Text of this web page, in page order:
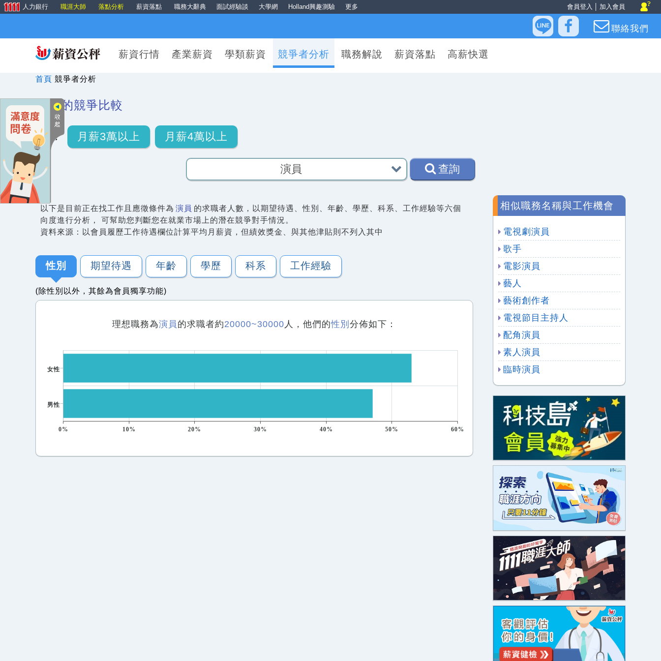
會員登入 加入會員
人力銀行 職涯大師 落點分析 薪資落點 職務大辭典 面試經驗談 大學網 Holland興趣測驗 更多
聯絡我們
薪資行情 產業薪資 學類薪資 競爭者分析 職務解說 薪資落點 高薪快選
首頁 競爭者分析
演員 的競爭比較
月薪3萬以上 月薪4萬以上
查詢
以下是目前正在找工作且應徵條件為 演員 的求職者人數，以期望待遇、性別、年齡、學歷、科系、工作經驗等六個
向度進行分析， 可幫助您判斷您在就業市場上的潛在競爭對手情況。
資料來源：以會員履歷工作待遇欄位計算平均月薪資，但績效獎金、與其他津貼則不列入其中
性別 期望待遇 年齡 學歷 科系 工作經驗
(除性別以外，其餘為會員獨享功能)
理想職務為演員 的求職者約20000~30000 人，他們的性別 分佈如下：
女性
男性
0% 10% 20% 30% 40% 50% 60%
相似職務名稱與工作機會
電視劇演員
歌手
電影演員
藝人
藝術創作者
電視節目主持人
配角演員
素人演員
臨時演員